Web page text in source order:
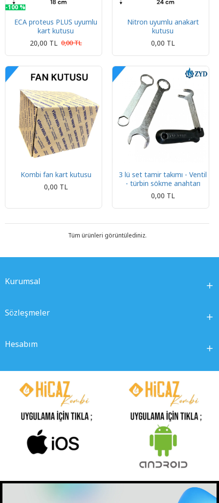
-100 %
ECA proteus PLUS uyumlu
kart kutusu
20,00 TL 0,00 TL
Nitron uyumlu anakart
kutusu
0,00 TL
Kombi fan kart kutusu
0,00 TL
3 lü set tamir takımı - Ventil
- türbin sökme anahtarı
0,00 TL
Tüm ürünleri görüntülediniz.
Kurumsal
Sözleşmeler
Hesabım